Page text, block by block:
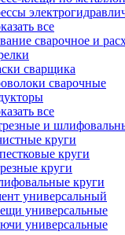
все
сварочное и
сварщика
сварочные
все
и
круги
круги
круги
круги
универсальный
универсальные
универсальные